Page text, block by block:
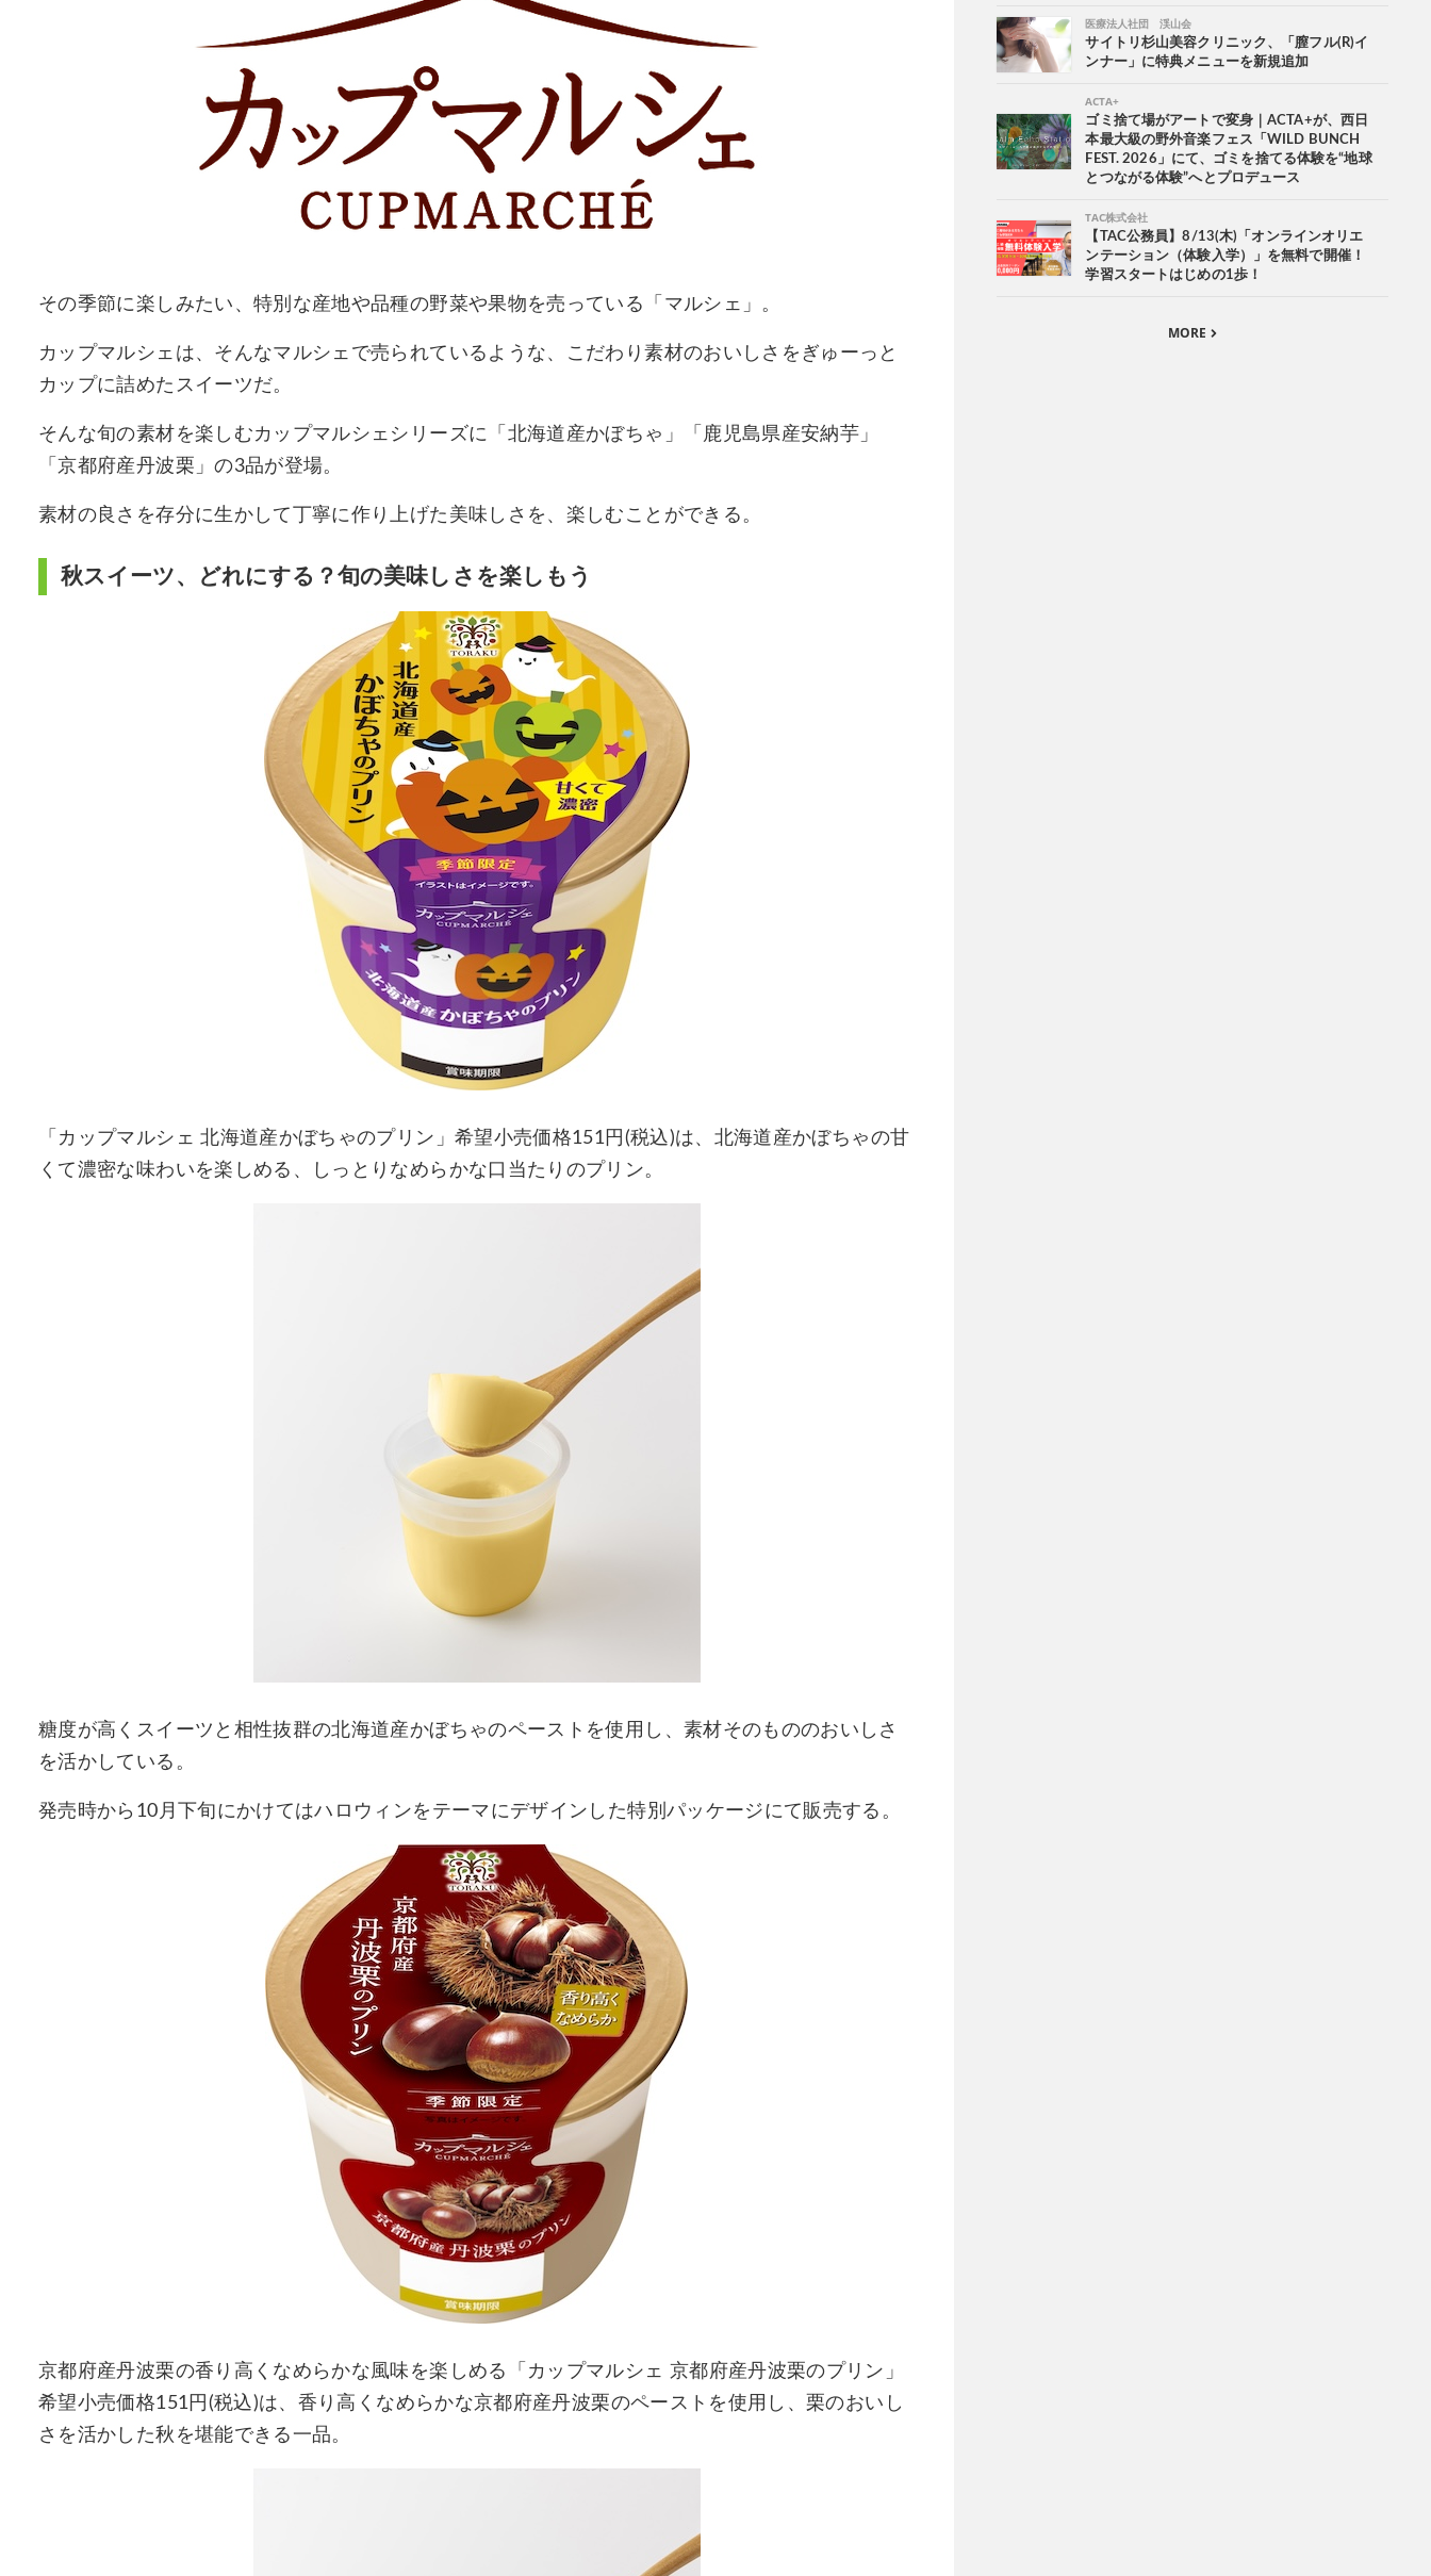
その季節に楽しみたい、特別な産地や品種の野菜や果物を売っている「マルシェ」。
カップマルシェは、そんなマルシェで売られているような、こだわり素材のおいしさをぎゅーっと
カップに詰めたスイーツだ。
そんな旬の素材を楽しむカップマルシェシリーズに「北海道産かぼちゃ」「鹿児島県産安納芋」
「京都府産丹波栗」の3品が登場。
素材の良さを存分に生かして丁寧に作り上げた美味しさを、楽しむことができる。
秋スイーツ、どれにする？旬の美味しさを楽しもう
「カップマルシェ 北海道産かぼちゃのプリン」希望小売価格151円(税込)は、北海道産かぼちゃの甘
くて濃密な味わいを楽しめる、しっとりなめらかな口当たりのプリン。
糖度が高くスイーツと相性抜群の北海道産かぼちゃのペーストを使用し、素材そのもののおいしさ
を活かしている。
発売時から10月下旬にかけてはハロウィンをテーマにデザインした特別パッケージにて販売する。
京都府産丹波栗の香り高くなめらかな風味を楽しめる「カップマルシェ 京都府産丹波栗のプリン」
希望小売価格151円(税込)は、香り高くなめらかな京都府産丹波栗のペーストを使用し、栗のおいし
さを活かした秋を堪能できる一品。
医療法人社団 渓山会
サイトリ杉山美容クリニック、「膣フル(R)イ
ンナー」に特典メニューを新規追加
ACTA+
ゴミ捨て場がアートで変身｜ACTA+が、西日
本最大級の野外音楽フェス「WILD BUNCH
FEST. 2026」にて、ゴミを捨てる体験を“地球
とつながる体験”へとプロデュース
TAC株式会社
【TAC公務員】8/13(木)「オンラインオリエ
ンテーション（体験入学）」を無料で開催！
学習スタートはじめの1歩！
MORE